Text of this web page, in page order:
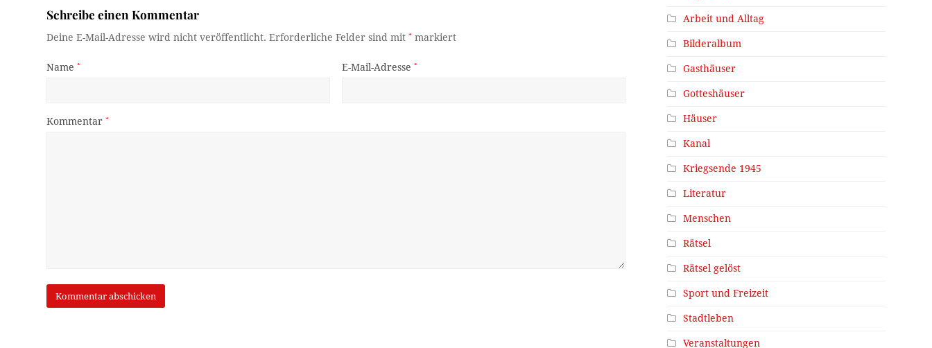
Schreibe einen Kommentar
Deine E-Mail-Adresse wird nicht veröffentlicht. Erforderliche Felder sind mit* markiert
Name* E-Mail-Adresse *
Kommentar*
Arbeit und Alltag
Bilderalbum
Gasthäuser
Gotteshäuser
Häuser
Kanal
Kriegsende 1945
Literatur
Menschen
Rätsel
Rätsel gelöst
Sport und Freizeit
Stadtleben
Veranstaltungen